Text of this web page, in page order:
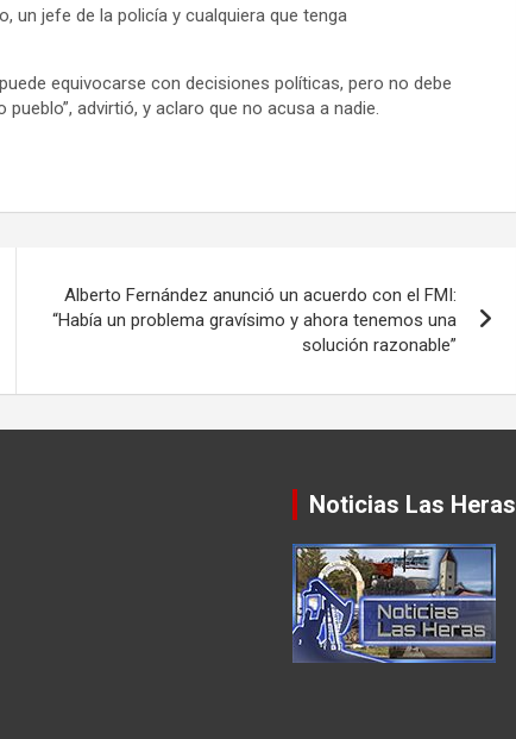
un jefe de la policía y cualquiera que tenga
equivocarse con decisiones políticas, pero no debe
advirtió, y aclaro que no acusa a nadie.
Alberto Fernández anunció un acuerdo con el FMI:
“Había un problema gravísimo y ahora tenemos una
solución razonable”
Noticias Las Heras